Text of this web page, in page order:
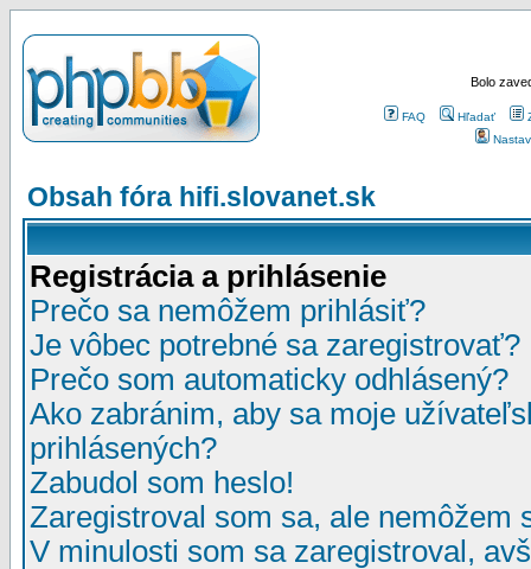
Bolo
FAQ Hľadať
Obsah fóra hifi.slovanet.sk
Registrácia a prihlásenie
Prečo sa nemôžem prihlásiť?
Je vôbec potrebné sa zaregistrovať?
Prečo som automaticky odhlásený?
Ako zabránim, aby sa moje
prihlásených?
Zabudol som heslo!
Zaregistroval som sa, ale nemôžem
V minulosti som sa zaregistroval,